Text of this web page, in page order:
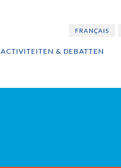
FRANÇAIS
ACTIVITEITEN & DEBATTEN